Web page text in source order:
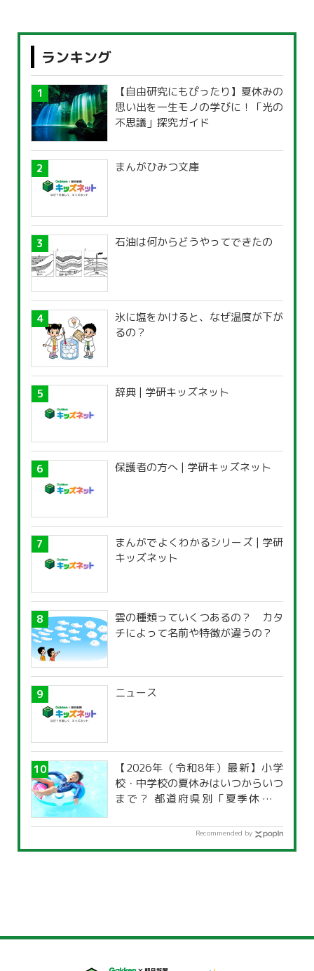
ランキング
【自由研究にもぴったり】夏休みの
思い出を一生モノの学びに！「光の
不思議」探究ガイド
まんがひみつ文庫
石油は何からどうやってできたの
氷に塩をかけると、なぜ温度が下が
るの？
辞典 | 学研キッズネット
保護者の方へ | 学研キッズネット
まんがでよくわかるシリーズ | 学研
キッズネット
雲の種類っていくつあるの？ カタ
チによって名前や特徴が違うの？
ニュース
【2026年（令和8年）最新】小学
校・中学校の夏休みはいつからいつ
まで？ 都道府県別「夏季休暇一
Recommended by